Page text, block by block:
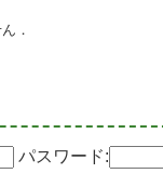
．
パスワード: